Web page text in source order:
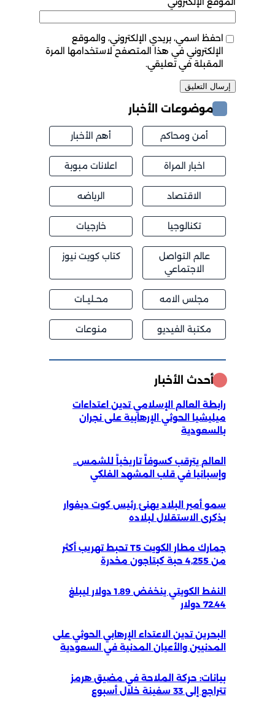
احفظ اسمي، بريدي الإلكتروني، والموقع
الإلكتروني في هذا المتصفح لاستخدامها المرة
المقبلة في تعليقي.
موضوعات الأخبار
أمن ومحاكم أهم الأخبار
اخبار المراة اعلانات مبوبة
الاقتصاد الرياضه
تكنالوجيا خارجيات
عالم التواصل
الاجتماعي
كتاب كويت نيوز
مجلس الامه محــليــات
مكتبة الفيديو منوعات
أحدث الأخبار
رابطة العالم الإسلامي تدين اعتداءات
ميليشيا الحوثي الإرهابية على نجران
بالسعودية
العالم يترقب كسوفاً تاريخياً للشمس..
وإسبانيا في قلب المشهد الفلكي
سمو أمير البلاد يهنئ رئيس كوت ديفوار
بذكرى الاستقلال لبلاده
جمارك مطار الكويت T5 تحبط تهريب أكثر
من 4,255 حبة كبتاجون مخدرة
النفط الكويتي ينخفض 1.89 دولار ليبلغ
72.44 دولار
البحرين تدين الاعتداء الإرهابي الحوثي على
المدنيين والأعيان المدنية في السعودية
بيانات: حركة الملاحة في مضيق هرمز
تتراجع إلى 33 سفينة خلال أسبوع